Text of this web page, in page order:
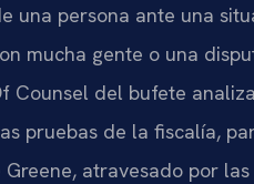
una persona ante una
mucha gente o una
Counsel del bufete
pruebas de la fiscalía,
atravesado por